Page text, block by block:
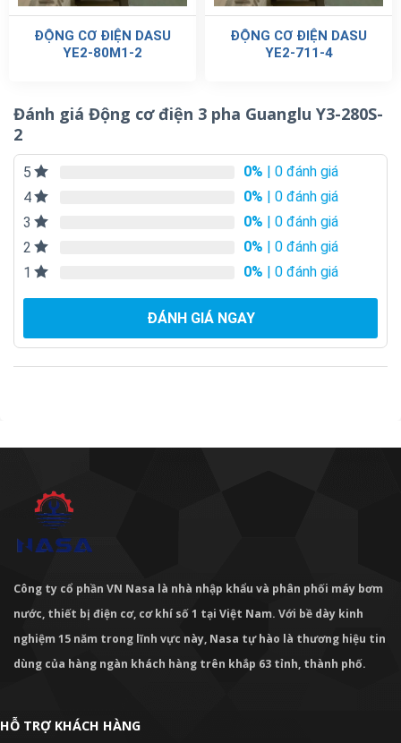
ĐỘNG CƠ ĐIỆN DASU
YE2-80M1-2
ĐỘNG CƠ ĐIỆN DASU
YE2-711-4
Đánh giá Động cơ điện 3 pha Guanglu Y3-280S-
2
5 0% | 0 đánh giá
4
0% | 0 đánh giá
3
0% | 0 đánh giá
2
0% | 0 đánh giá
1
0% | 0 đánh giá
ĐÁNH GIÁ NGAY
Công ty cổ phần VN Nasa là nhà nhập khẩu và phân phối máy bơm
nước, thiết bị điện cơ, cơ khí số 1 tại Việt Nam. Với bề dày kinh
nghiệm 15 năm trong lĩnh vực này, Nasa tự hào là thương hiệu tin
dùng của hàng ngàn khách hàng trên khắp 63 tỉnh, thành phố.
HỖ TRỢ KHÁCH HÀNG